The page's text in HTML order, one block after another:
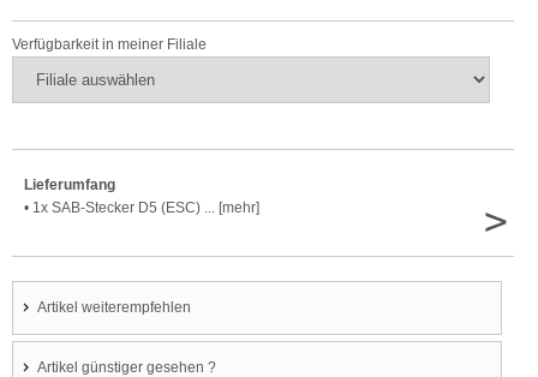
Verfügbarkeit in meiner Filiale
Lieferumfang
• 1x SAB-Stecker D5 (ESC) ... [mehr]
>
Artikel weiterempfehlen
Artikel günstiger gesehen ?